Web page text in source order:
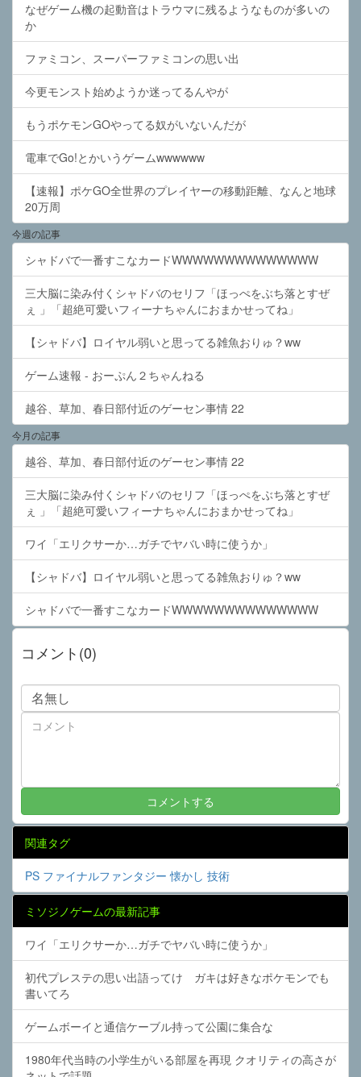
なぜゲーム機の起動音はトラウマに残るようなものが多いの
か
ファミコン、スーパーファミコンの思い出
今更モンスト始めようか迷ってるんやが
もうポケモンGOやってる奴がいないんだが
電車でGo!とかいうゲームwwwwww
【速報】ポケGO全世界のプレイヤーの移動距離、なんと地球
20万周
今週の記事
シャドバで一番すこなカードWWWWWWWWWWWWWW
三大脳に染み付くシャドバのセリフ「ほっぺをぶち落とすぜ
ぇ 」「超絶可愛いフィーナちゃんにおまかせってね」
【シャドバ】ロイヤル弱いと思ってる雑魚おりゅ？ww
ゲーム速報 - おーぷん２ちゃんねる
越谷、草加、春日部付近のゲーセン事情 22
今月の記事
越谷、草加、春日部付近のゲーセン事情 22
三大脳に染み付くシャドバのセリフ「ほっぺをぶち落とすぜ
ぇ 」「超絶可愛いフィーナちゃんにおまかせってね」
ワイ「エリクサーか…ガチでヤバい時に使うか」
【シャドバ】ロイヤル弱いと思ってる雑魚おりゅ？ww
シャドバで一番すこなカードWWWWWWWWWWWWWW
コメント(0)
関連タグ
PS ファイナルファンタジー 懐かし 技術
ミソジノゲームの最新記事
ワイ「エリクサーか…ガチでヤバい時に使うか」
初代プレステの思い出語ってけ ガキは好きなポケモンでも
書いてろ
ゲームボーイと通信ケーブル持って公園に集合な
1980年代当時の小学生がいる部屋を再現 クオリティの高さが